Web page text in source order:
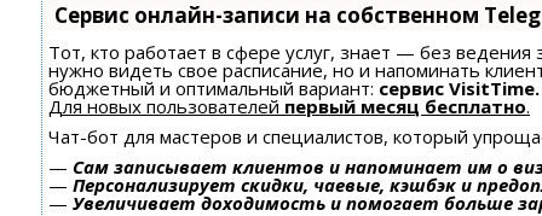
Сервис онлайн-записи на собственном
Тот, кто работает в сфере услуг, знает — без ведения
нужно видеть свое расписание, но и напоминать
бюджетный и оптимальный вариант: сервис VisitTime.
Для новых пользователей первый месяц бесплатно.
Чат-бот для мастеров и специалистов, который
— Сам записывает клиентов и напоминает им о
— Персонализирует скидки, чаевые, кэшбэк и
— Увеличивает доходимость и помогает больше